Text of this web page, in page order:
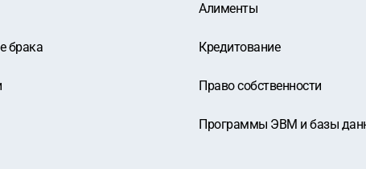
Алименты
брака Кредитование
Право собственности
Программы ЭВМ и базы